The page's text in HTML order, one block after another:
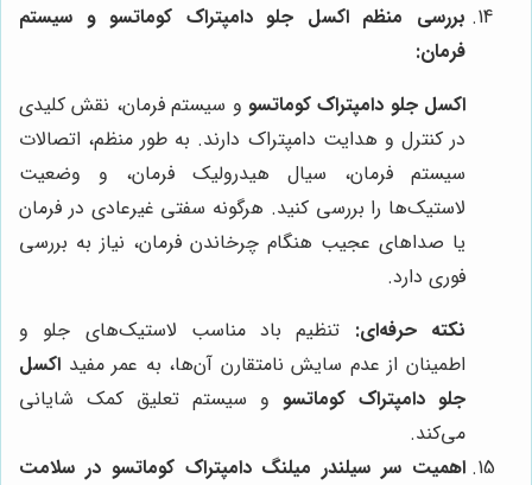
بررسی منظم اکسل جلو دامپتراک کوماتسو و سیستم
فرمان:
اکسل جلو دامپتراک کوماتسو و سیستم فرمان، نقش کلیدی
در کنترل و هدایت دامپتراک دارند. به طور منظم، اتصالات
سیستم فرمان، سیال هیدرولیک فرمان، و وضعیت
لاستیک‌ها را بررسی کنید. هرگونه سفتی غیرعادی در فرمان
یا صداهای عجیب هنگام چرخاندن فرمان، نیاز به بررسی
فوری دارد.
نکته حرفه‌ای: تنظیم باد مناسب لاستیک‌های جلو و
اطمینان از عدم سایش نامتقارن آن‌ها، به عمر مفید اکسل
جلو دامپتراک کوماتسو و سیستم تعلیق کمک شایانی
می‌کند.
اهمیت سر سیلندر میلنگ دامپتراک کوماتسو در سلامت